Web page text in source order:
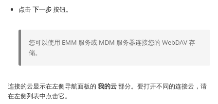
点击下一步按钮。
您可以使用 EMM 服务或 MDM 服务器连接您的 WebDAV 存
储。
连接的云显示在左侧导航面板的 我的云部分。要打开不同的连接云，请
在左侧列表中点击它。